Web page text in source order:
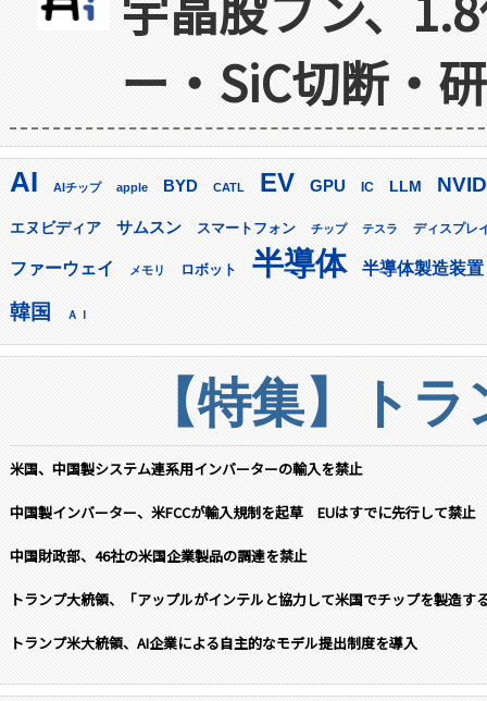
ー・SiC切断・
AI AIチップ apple BYD CATL EV GPU IC LLM
エヌビディア サムスン スマートフォン チップ テスラ ディスプレ
ファーウェイ メモリ ロボット 半導体 半導体製造装置
韓国 ＡＩ
【特集】ト
米国、中国製システム連系用インバーターの輸入を禁止
中国製インバーター、米FCCが輸入規制を起草 EUはすでに先行して禁止
中国財政部、46社の米国企業製品の調達を禁止
トランプ大統領、「アップルがインテルと協力して米国でチップを製造す
トランプ米大統領、AI企業による自主的なモデル提出制度を導入